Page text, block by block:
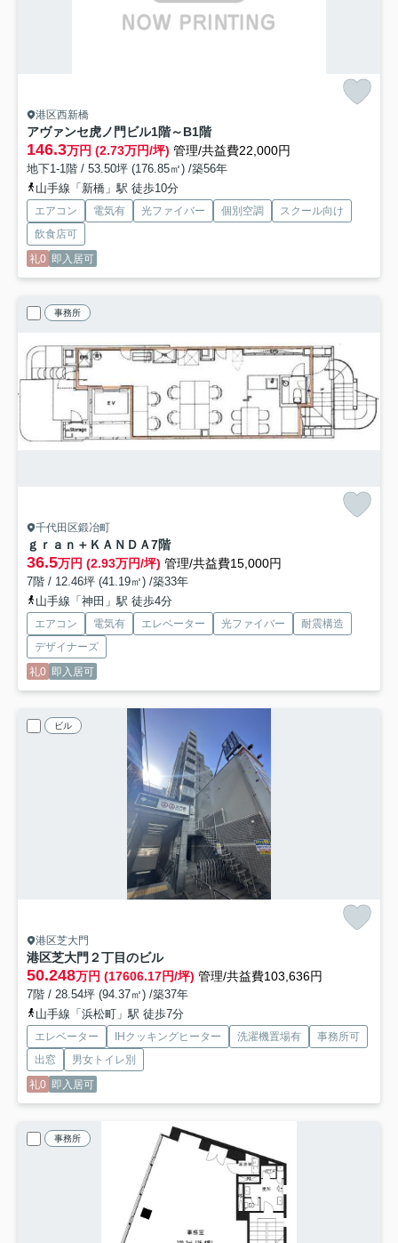
港区西新橋
アヴァンセ虎ノ門ビル1階～B1階
146.3万円 (2.73万円/坪) 管理/共益費22,000円
地下1-1階 / 53.50坪 (176.85㎡) /築56年
山手線「新橋」駅 徒歩10分
エアコン 電気有 光ファイバー 個別空調
スクール向け
飲食店可
礼0 即入居可
事務所
千代田区鍛冶町
ｇｒａｎ＋ＫＡＮＤＡ7階
36.5万円 (2.93万円/坪) 管理/共益費15,000円
7階 / 12.46坪 (41.19㎡) /築33年
山手線「神田」駅 徒歩4分
エアコン 電気有 エレベーター 光ファイバー
耐震構造
デザイナーズ
礼0 即入居可
ビル
港区芝大門
港区芝大門２丁目のビル
50.248万円 (17606.17円/坪) 管理/共益費103,636円
7階 / 28.54坪 (94.37㎡) /築37年
山手線「浜松町」駅 徒歩7分
エレベーター IHクッキングヒーター 洗濯機置場有
事務所可
出窓
男女トイレ別
礼0 即入居可
事務所